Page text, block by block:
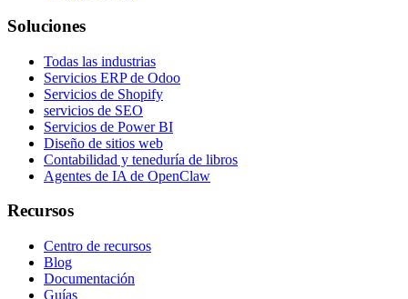
Soluciones
Todas las industrias
Servicios ERP de Odoo
Servicios de Shopify
servicios de SEO
Servicios de Power BI
Diseño de sitios web
Contabilidad y teneduría de libros
Agentes de IA de OpenClaw
Recursos
Centro de recursos
Blog
Documentación
Guías